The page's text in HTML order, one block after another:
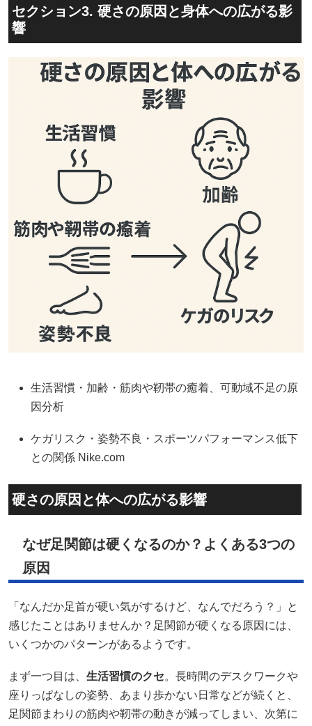
セクション3. 硬さの原因と身体への広がる影
響
生活習慣・加齢・筋肉や靭帯の癒着、可動域不足の原
因分析
ケガリスク・姿勢不良・スポーツパフォーマンス低下
との関係 Nike.com
硬さの原因と体への広がる影響
なぜ足関節は硬くなるのか？よくある3つの
原因
「なんだか足首が硬い気がするけど、なんでだろう？」と
感じたことはありませんか？足関節が硬くなる原因には、
いくつかのパターンがあるようです。
まず一つ目は、 生活習慣のクセ。長時間のデスクワークや
座りっぱなしの姿勢、あまり歩かない日常などが続くと、
足関節まわりの筋肉や靭帯の動きが減ってしまい、次第に